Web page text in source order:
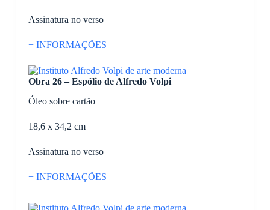
Assinatura no verso
+ INFORMAÇÕES
Obra 26 – Espólio de Alfredo Volpi
Óleo sobre cartão
18,6 x 34,2 cm
Assinatura no verso
+ INFORMAÇÕES